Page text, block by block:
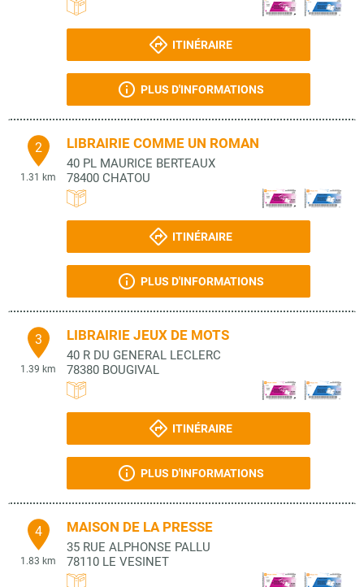
ITINÉRAIRE
PLUS D'INFORMATIONS
2
1.31 km
LIBRAIRIE COMME UN ROMAN
40 PL MAURICE BERTEAUX
78400 CHATOU
ITINÉRAIRE
PLUS D'INFORMATIONS
3
1.39 km
LIBRAIRIE JEUX DE MOTS
40 R DU GENERAL LECLERC
78380 BOUGIVAL
ITINÉRAIRE
PLUS D'INFORMATIONS
4
1.83 km
MAISON DE LA PRESSE
35 RUE ALPHONSE PALLU
78110 LE VESINET